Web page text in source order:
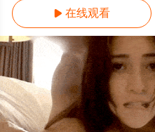
 在线观看